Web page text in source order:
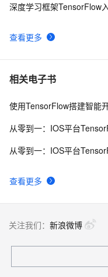
8 尝鲜阿里云容器服务
9 基于tensorflow深度学习
10
开源 Spark-TFRecord
查看更多
深度学习框架TensorFlow
相关电子书
查看更多
使用TensorFlow搭建智能
从零到一：IOS平台
从零到一：IOS平台
关注我们： 新浪微博